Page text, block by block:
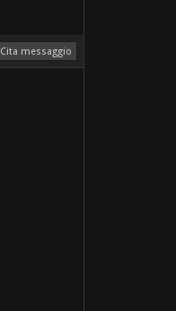
Cita messaggio